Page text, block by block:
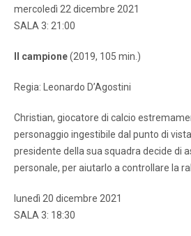
mercoledì 22 dicembre 2021
SALA 3: 21:00
Il campione(2019, 105 min.)
Regia: Leonardo D’Agostini
Christian, giocatore di calcio
personaggio ingestibile dal punto di vista
presidente della sua squadra decide di
personale, per aiutarlo a controllare la
lunedì 20 dicembre 2021
SALA 3: 18:30